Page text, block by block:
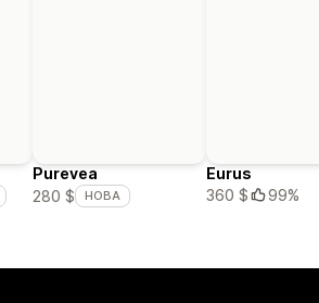
Purevea
280 $
НОВА
Eurus
360 $
99%